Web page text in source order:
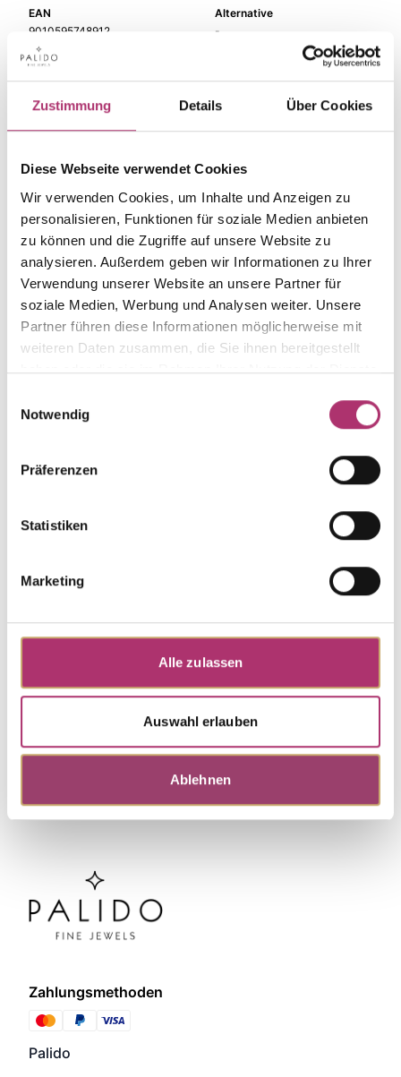
Zustimmung Details Über Cookies
Diese Webseite verwendet Cookies
Wir verwenden Cookies, um Inhalte und Anzeigen zu
personalisieren, Funktionen für soziale Medien anbieten
zu können und die Zugriffe auf unsere Website zu
analysieren. Außerdem geben wir Informationen zu Ihrer
Verwendung unserer Website an unsere Partner für
soziale Medien, Werbung und Analysen weiter. Unsere
Partner führen diese Informationen möglicherweise mit
weiteren Daten zusammen, die Sie ihnen bereitgestellt
haben oder die sie im Rahmen Ihrer Nutzung der Dienste
Notwendig
Präferenzen
Statistiken
Marketing
Alle zulassen
Auswahl erlauben
Ablehnen
EAN
9010595748912
Alternative
-
Metal Fineness
585
white gold
Gem Color
blue
Gem Type
Colored stone
Gem
Size
The matching pieces
from this collection.
necklace, white gold, 585/-,topaz london blue,42
cm
ring, white gold, 585/-,topaz london blue
Discover more pieces from this
Zahlungsmethoden
Palido